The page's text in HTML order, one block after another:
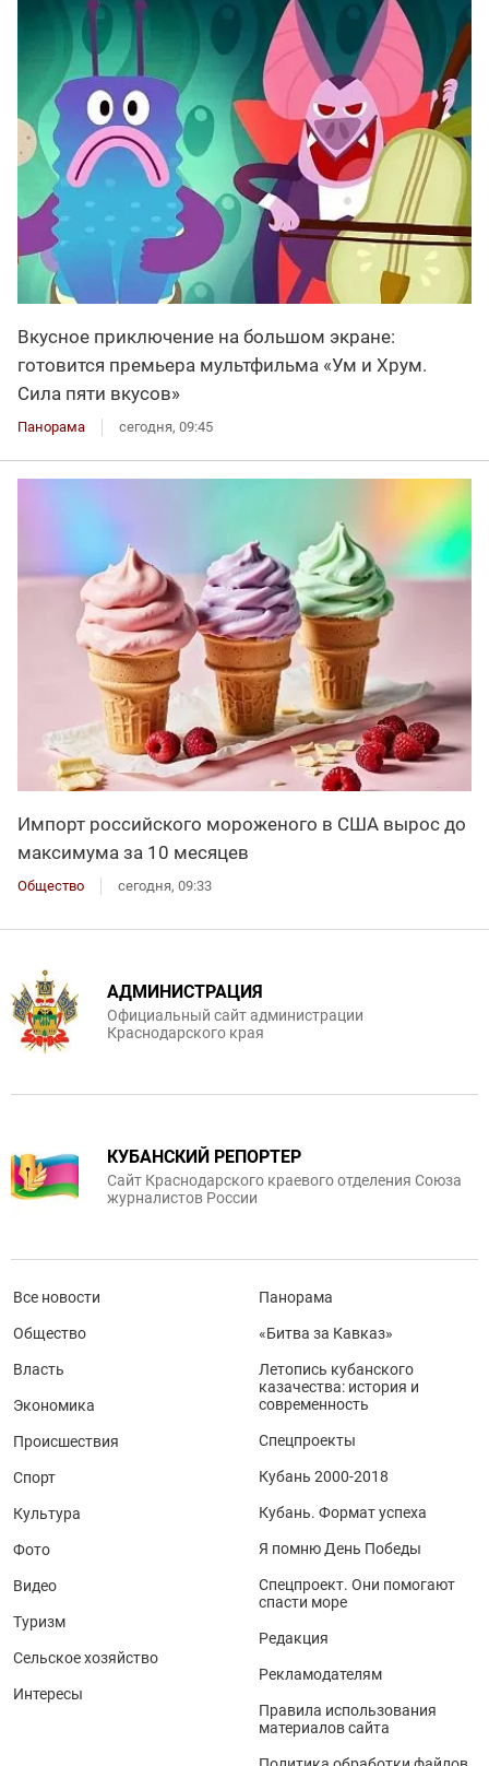
Вкусное приключение на большом экране:
готовится премьера мультфильма «Ум и Хрум.
Сила пяти вкусов»
Панорама сегодня, 09:45
Импорт российского мороженого в США вырос до
максимума за 10 месяцев
Общество сегодня, 09:33
АДМИНИСТРАЦИЯ
Официальный сайт администрации
Краснодарского края
КУБАНСКИЙ РЕПОРТЕР
Сайт Краснодарского краевого отделения Союза
журналистов России
Все новости
Общество
Власть
Экономика
Происшествия
Спорт
Культура
Фото
Видео
Туризм
Сельское хозяйство
Интересы
Панорама
«Битва за Кавказ»
Летопись кубанского
казачества: история и
современность
Спецпроекты
Кубань 2000-2018
Кубань. Формат успеха
Я помню День Победы
Спецпроект. Они помогают
спасти море
Редакция
Рекламодателям
Правила использования
материалов сайта